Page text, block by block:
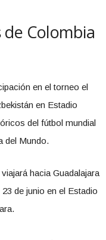
Colombia
en el torneo el
en Estadio
del fútbol mundial
del Mundo.
hacia Guadalajara
de junio en el Estadio